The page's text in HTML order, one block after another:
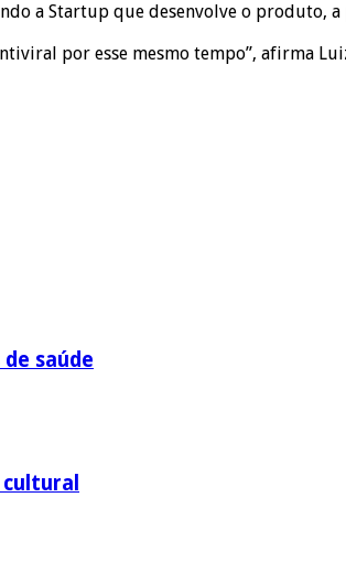
a Startup que desenvolve o produto,
por esse mesmo tempo”, afirma
saúde